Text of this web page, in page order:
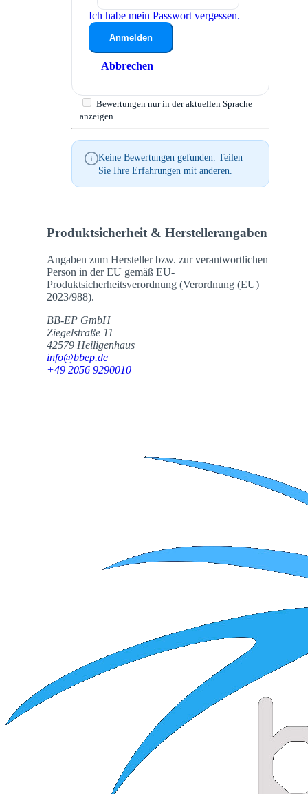
Ich habe mein Passwort vergessen.
Anmelden
Abbrechen
Bewertungen nur in der aktuellen Sprache
anzeigen.
Keine Bewertungen gefunden. Teilen
Sie Ihre Erfahrungen mit anderen.
Produktsicherheit & Herstellerangaben
Angaben zum Hersteller bzw. zur verantwortlichen
Person in der EU gemäß EU-
Produktsicherheitsverordnung (Verordnung (EU)
2023/988).
BB-EP GmbH
Ziegelstraße 11
42579 Heiligenhaus
info@bbep.de
+49 2056 9290010